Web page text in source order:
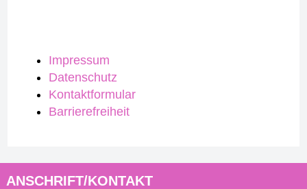
Impressum
Datenschutz
Kontaktformular
Barrierefreiheit
ANSCHRIFT/KONTAKT